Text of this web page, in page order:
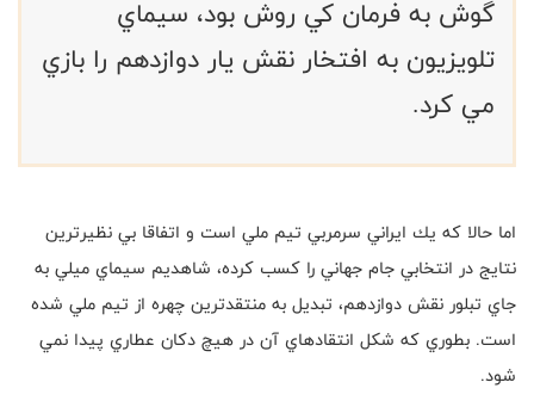
گوش به فرمان كي روش بود، سيماي
تلویزیون به افتخار نقش يار دوازدهم را بازي
مي كرد.
اما حالا كه يك ايراني سرمربي تيم ملي است و اتفاقا بي نظيرترين
نتايج در انتخابي جام جهاني را كسب كرده، شاهديم سيماي ميلي به
جاي تبلور نقش دوازدهم، تبديل به منتقدترين چهره از تيم ملي شده
است. بطوري كه شكل انتقادهاي آن در هيچ دكان عطاري پيدا نمي
شود.